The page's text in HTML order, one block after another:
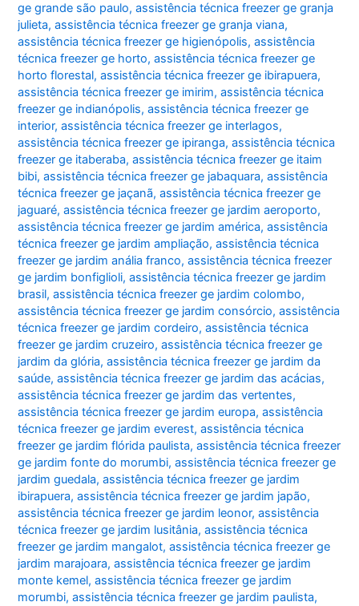
ge grande são paulo,assistência técnica freezer ge granja
julieta,assistência técnica freezer ge granja viana,
assistência técnica freezer ge higienópolis,assistência
técnica freezer ge horto,assistência técnica freezer ge
horto florestal,assistência técnica freezer ge ibirapuera,
assistência técnica freezer ge imirim,assistência técnica
freezer ge indianópolis,assistência técnica freezer ge
interior,assistência técnica freezer ge interlagos,
assistência técnica freezer ge ipiranga,assistência técnica
freezer ge itaberaba,assistência técnica freezer ge itaim
bibi,assistência técnica freezer ge jabaquara,assistência
técnica freezer ge jaçanã,assistência técnica freezer ge
jaguaré,assistência técnica freezer ge jardim aeroporto,
assistência técnica freezer ge jardim américa,assistência
técnica freezer ge jardim ampliação,assistência técnica
freezer ge jardim anália franco,assistência técnica freezer
ge jardim bonfiglioli,assistência técnica freezer ge jardim
brasil,assistência técnica freezer ge jardim colombo,
assistência técnica freezer ge jardim consórcio,assistência
técnica freezer ge jardim cordeiro,assistência técnica
freezer ge jardim cruzeiro,assistência técnica freezer ge
jardim da glória,assistência técnica freezer ge jardim da
saúde,assistência técnica freezer ge jardim das acácias,
assistência técnica freezer ge jardim das vertentes,
assistência técnica freezer ge jardim europa,assistência
técnica freezer ge jardim everest,assistência técnica
freezer ge jardim flórida paulista,assistência técnica freezer
ge jardim fonte do morumbi,assistência técnica freezer ge
jardim guedala,assistência técnica freezer ge jardim
ibirapuera,assistência técnica freezer ge jardim japão,
assistência técnica freezer ge jardim leonor,assistência
técnica freezer ge jardim lusitânia,assistência técnica
freezer ge jardim mangalot,assistência técnica freezer ge
jardim marajoara,assistência técnica freezer ge jardim
monte kemel,assistência técnica freezer ge jardim
morumbi,assistência técnica freezer ge jardim paulista,